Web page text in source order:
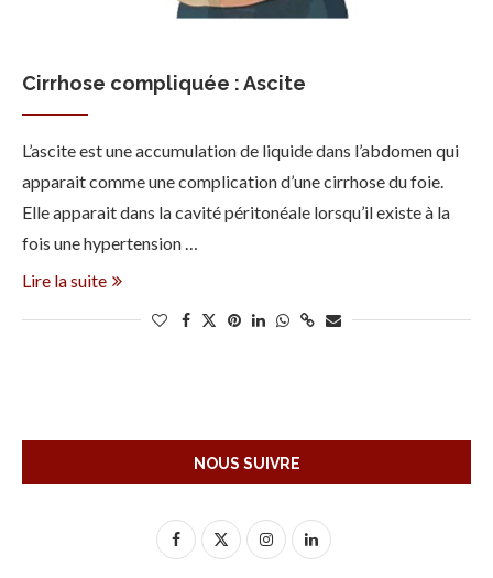
Cirrhose compliquée : Ascite
L’ascite est une accumulation de liquide dans l’abdomen qui
apparait comme une complication d’une cirrhose du foie.
Elle apparait dans la cavité péritonéale lorsqu’il existe à la
fois une hypertension …
Lire la suite
NOUS SUIVRE